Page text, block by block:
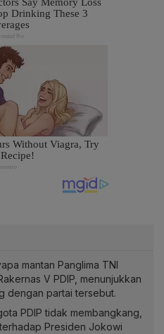
mantan Panglima TNI
V PDIP, menunjukkan
dengan partai tersebut.
PDIP tidak membangkang,
Presiden Jokowi